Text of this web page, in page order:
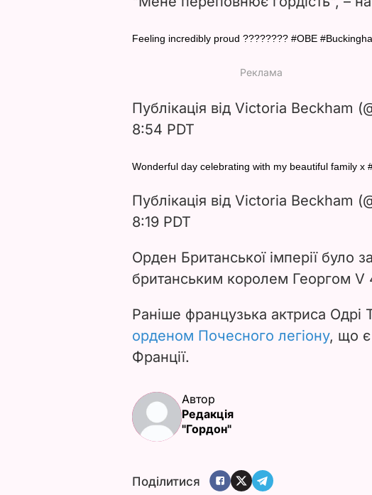
d
o
Feeling incredibly proud ???????? #OBE
Публікація від Victoria Beckham
8:54 PDT
Wonderful day celebrating with my beautiful family x
Публікація від Victoria Beckham
8:19 PDT
Орден Британської імперії було
британським королем Георгом V
Раніше французька актриса Одрі
орденом Почесного легіону, що
Франції.
Автор
Редакція
"Гордон"
Поділитися